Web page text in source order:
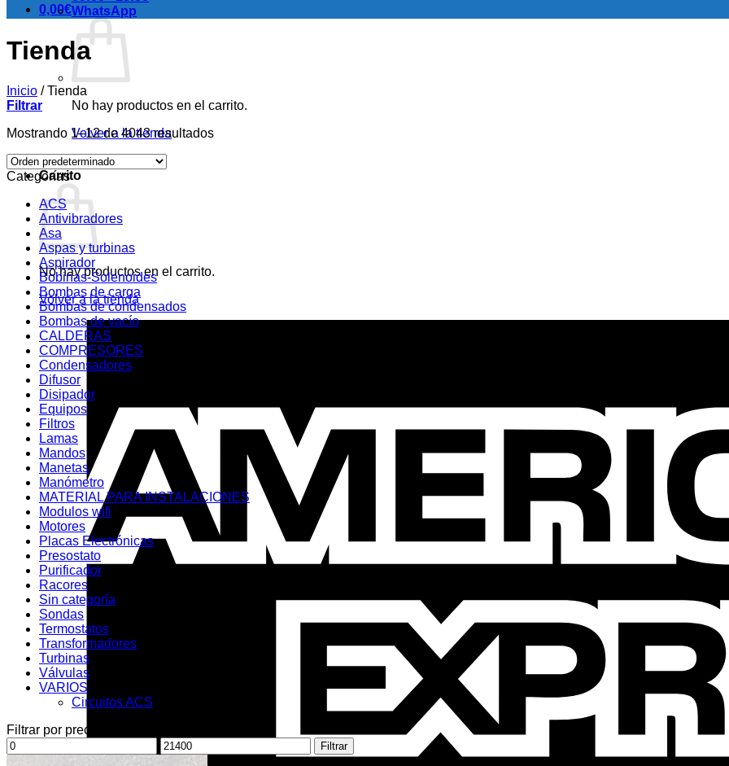
0,00€
No hay productos en el carrito.
Volver a la tienda
Carrito
No hay productos en el carrito.
Volver a la tienda
WhatsApp
Tienda
Inicio /Tienda
Filtrar
Mostrando 1–12 de 4043 resultados
Categorías
ACS
Antivibradores
Asa
Aspas y turbinas
Aspirador
Bobinas-Solenoides
Bombas de carga
Bombas de condensados
Bombas de vacío
CALDERAS
COMPRESORES
Condensadores
Difusor
Disipador
Equipos
Filtros
Lamas
Mandos
Manetas
Manómetro
MATERIAL PARA INSTALACIONES
Modulos wifi
Motores
Placas Electrónicas
Presostato
Purificador
Racores
Sin categoría
Sondas
Termostatos
Transformadores
Turbinas
Válvulas
VARIOS
Circuitos ACS
Filtrar por precio
Precio
mínimo
Precio
máximo
Filtrar